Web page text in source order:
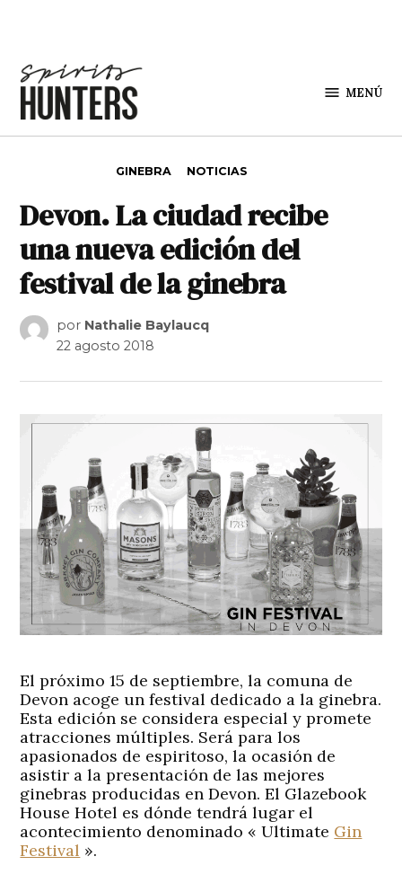
MENÚ
GINEBRA NOTICIAS
Devon. La ciudad recibe
una nueva edición del
festival de la ginebra
por Nathalie Baylaucq
22 agosto 2018
El próximo 15 de septiembre, la comuna de
Devon acoge un festival dedicado a la ginebra.
Esta edición se considera especial y promete
atracciones múltiples. Será para los
apasionados de espiritoso, la ocasión de
asistir a la presentación de las mejores
ginebras producidas en Devon. El Glazebook
House Hotel es dónde tendrá lugar el
acontecimiento denominado « Ultimate Gin
Festival ».